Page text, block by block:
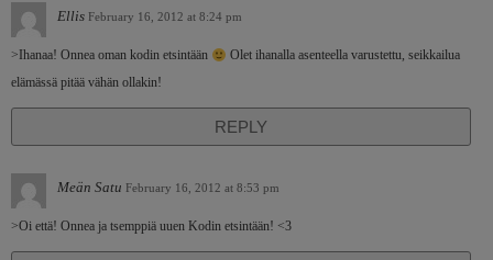
Ellis February 16, 2012 at 8:24 pm
>Ihanaa! Onnea oman kodin etsintään
Olet ihanalla asenteella varustettu, seikkailua
elämässä pitää vähän ollakin!
REPLY
Meän Satu February 16, 2012 at 8:53 pm
>Oi että! Onnea ja tsemppiä uuen Kodin etsintään! <3